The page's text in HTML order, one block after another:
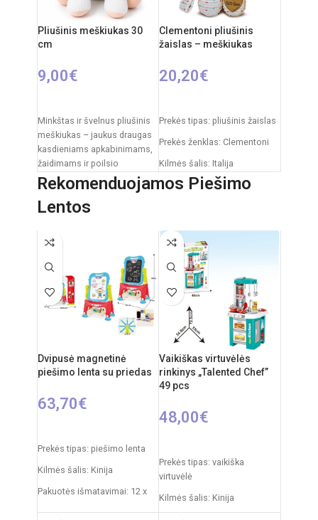
nuo 3 metų
Elementai: 3 x AA
(nepridedamos)
(nepridedamos)
Pliušinis meškiukas 30
cm
9,00€
Minkštas ir švelnus pliušinis
meškiukas – jaukus draugas
kasdieniams apkabinimams,
žaidimams ir poilsio
akimirkoms. Klasikinis
dizainas su dekoratyviniu
kaspinėliu suteikia
Clementoni pliušinis
žaislas – meškiukas
20,20€
Prekės tipas: pliušinis žaislas
Prekės ženklas: Clementoni
Kilmės šalis: Italija
Pakuotės išmatavimai: 31 x
nuo 0 mėnesių
Rekomenduojamos Piešimo
Lentos
Dvipusė magnetinė
piešimo lenta su priedas
63,70€
Prekės tipas: piešimo lenta
Kilmės šalis: Kinija
Pakuotės išmatavimai: 12 x
Vaikiškas virtuvėlės
rinkinys „Talented Chef”
49 pcs
48,00€
Prekės tipas: vaikiška
virtuvėlė
Kilmės šalis: Kinija